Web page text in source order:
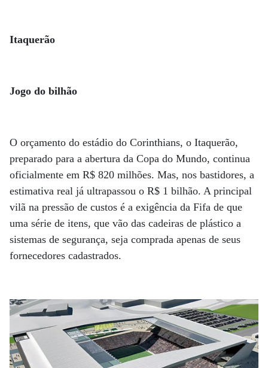
Itaquerão
Jogo do bilhão
O orçamento do estádio do Corinthians, o Itaquerão,
preparado para a abertura da Copa do Mundo, continua
oficialmente em R$ 820 milhões. Mas, nos bastidores, a
estimativa real já ultrapassou o R$ 1 bilhão. A principal
vilã na pressão de custos é a exigência da Fifa de que
uma série de itens, que vão das cadeiras de plástico a
sistemas de segurança, seja comprada apenas de seus
fornecedores cadastrados.